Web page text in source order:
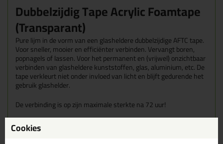
Dubbelzijdig Tape Acrylic Foamtape
(Transparant)
Pure lijm in de vorm van een glasheldere dubbelzijdige AFTC tape.
Voor sneller, mooier en efficiënter verbinden. Vervangt boren,
popnagels of lassen. Voor het permanent en (vrijwel) onzichtbaar
verbinden van glasheldere kunststoffen, glas, aluminium, etc. De
tape verkleurt niet onder invloed van licht en blijft gedurende het
gebruik glashelder.
De verbinding is op zijn maximale sterkte na 72 uur!
Wanneer gebruik je de Dubbelzijdige Transparante Foamtape?
Voor permanent en onzichtbaar verbinden van o.a.: Glas,
Cookies